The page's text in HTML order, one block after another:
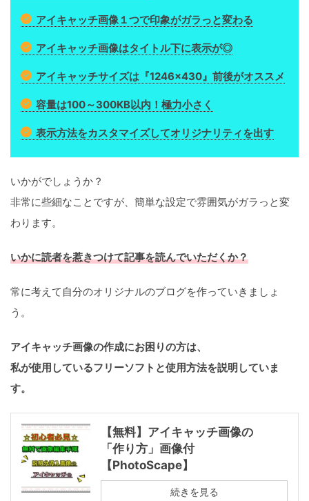
アイキャッチ画像１つで印象がガラっと変わる
アイキャッチ画像はタイトル下に表示が◎
アイキャッチサイズは『1246×430』前後がオススメ
容量は100～300KB以内！極力小さく
表示方法をカスタマイズしてオリジナリティを出す
いかがでしょうか？
非常に些細なことですが、簡単な設定で雰囲気がガラっと変
わります。
いかに読者を惹きつけて記事を読んでいただくか？
常に考えて自分のオリジナルのブログを作っていきましょ
う。
アイキャッチ画像の作成にお困りの方は、
私が使用しているフリーソフトと使用方法を説明していま
す。
【無料】アイキャッチ画像の
「作り方」画像付
【PhotoScape】
続きを見る